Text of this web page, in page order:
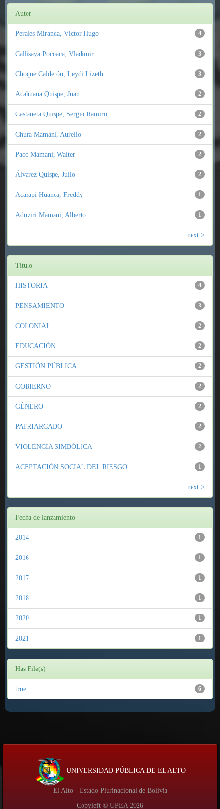
Autor
4
Perales Miranda, Víctor Hugo
3
Callisaya Pocoaca, Vladimir
3
Choque Calderón, Leydi Lizeth
2
Acahuana Quispe, Juan
2
Castañeta Quispe, Sergio Ramiro
2
Chura Mamani, Aurelio
2
Paco Mamani, Walter
2
Álvarez Quispe, Julio
1
Acarapi Huanca, Freddy
1
Aduviri Mamani, Alberto
next >
Título
4
HISTORIA
3
PENSAMIENTO
2
COLONIAL
2
EDUCACIÓN
2
GESTIÓN PÚBLICA
2
GOBIERNO
2
GÉNERO
2
PATRIARCADO
2
VIOLENCIA SIMBÓLICA
1
ACEPTACIÓN SOCIAL DEL RIESGO
next >
Fecha de lanzamiento
1
2014
1
2016
1
2017
1
2018
1
2020
1
2021
Has File(s)
6
true
UNIVERSIDAD PÚBLICA DE EL ALTO
El Alto - Estado Plurinacional de Bolivia
Copyleft © UPEA 2026